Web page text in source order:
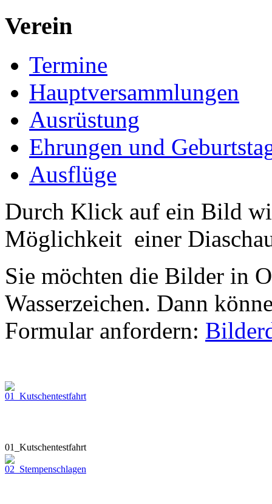
Verein
Termine
Hauptversammlungen
Ausrüstung
Ehrungen und
Ausflüge
Durch Klick auf ein Bild
Möglichkeit einer
Sie möchten die Bilder in
Wasserzeichen. Dann
Formular anfordern:
01_Kutschentestfahrt